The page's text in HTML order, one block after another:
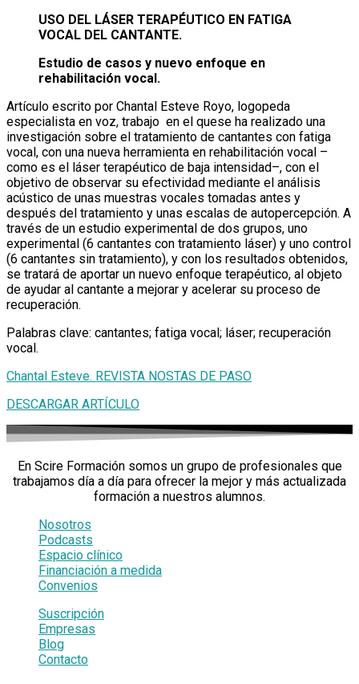
USO DEL LÁSER TERAPÉUTICO EN FATIGA
VOCAL DEL CANTANTE.
Estudio de casos y nuevo enfoque en
rehabilitación vocal.
Artículo escrito por Chantal Esteve Royo, logopeda
especialista en voz, trabajo en el quese ha realizado una
investigación sobre el tratamiento de cantantes con fatiga
vocal, con una nueva herramienta en rehabilitación vocal –
como es el láser terapéutico de baja intensidad–, con el
objetivo de observar su efectividad mediante el análisis
acústico de unas muestras vocales tomadas antes y
después del tratamiento y unas escalas de autopercepción. A
través de un estudio experimental de dos grupos, uno
experimental (6 cantantes con tratamiento láser) y uno control
(6 cantantes sin tratamiento), y con los resultados obtenidos,
se tratará de aportar un nuevo enfoque terapéutico, al objeto
de ayudar al cantante a mejorar y acelerar su proceso de
recuperación.
Palabras clave: cantantes; fatiga vocal; láser; recuperación
vocal.
Chantal Esteve. REVISTA NOSTAS DE PASO
DESCARGAR ARTÍCULO
En Scire Formación somos un grupo de profesionales que
trabajamos día a día para ofrecer la mejor y más actualizada
formación a nuestros alumnos.
Nosotros
Podcasts
Espacio clínico
Financiación a medida
Convenios
Suscripción
Empresas
Blog
Contacto